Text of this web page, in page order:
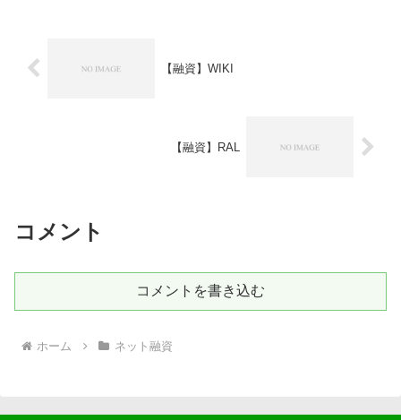
【融資】WIKI
【融資】RAL
コメント
コメントを書き込む
ホーム ネット融資